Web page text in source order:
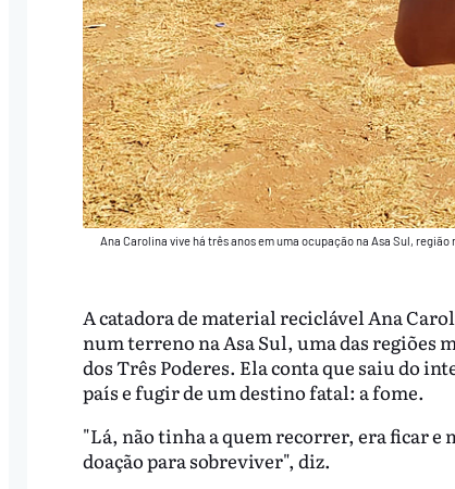
Ana Carolina vive há três anos em uma ocupação na Asa Sul, região
A catadora de material reciclável Ana
num terreno na Asa Sul, uma das regiões
dos Três Poderes. Ela conta que saiu do
país e fugir de um destino fatal: a fome.
"Lá, não tinha a quem recorrer, era ficar e
doação para sobreviver", diz.